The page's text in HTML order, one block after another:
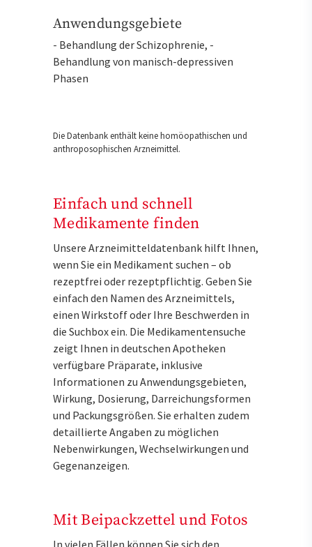
Anwendungsgebiete
- Behandlung der Schizophrenie, -
Behandlung von manisch-depressiven
Phasen
Die Datenbank enthält keine homöopathischen und
anthroposophischen Arzneimittel.
Einfach und schnell
Medikamente finden
Unsere Arzneimitteldatenbank hilft Ihnen,
wenn Sie ein Medikament suchen – ob
rezeptfrei oder rezeptpflichtig. Geben Sie
einfach den Namen des Arzneimittels,
einen Wirkstoff oder Ihre Beschwerden in
die Suchbox ein. Die Medikamentensuche
zeigt Ihnen in deutschen Apotheken
verfügbare Präparate, inklusive
Informationen zu Anwendungsgebieten,
Wirkung, Dosierung, Darreichungsformen
und Packungsgrößen. Sie erhalten zudem
detaillierte Angaben zu möglichen
Nebenwirkungen, Wechselwirkungen und
Gegenanzeigen.
Mit Beipackzettel und Fotos
In vielen Fällen können Sie sich den